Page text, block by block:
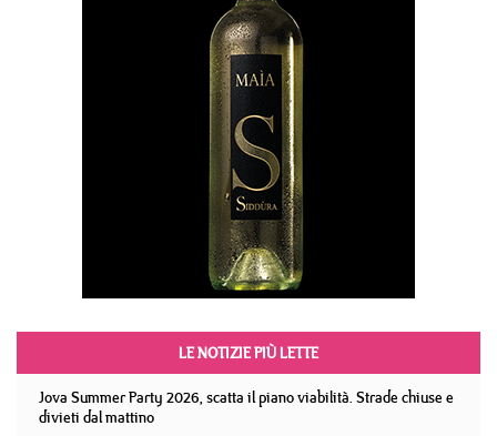
LE NOTIZIE PIÙ LETTE
Jova Summer Party 2026, scatta il piano viabilità. Strade chiuse e
divieti dal mattino